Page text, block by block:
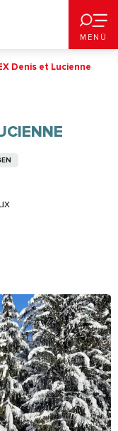
MENÜ
Denis et Lucienne